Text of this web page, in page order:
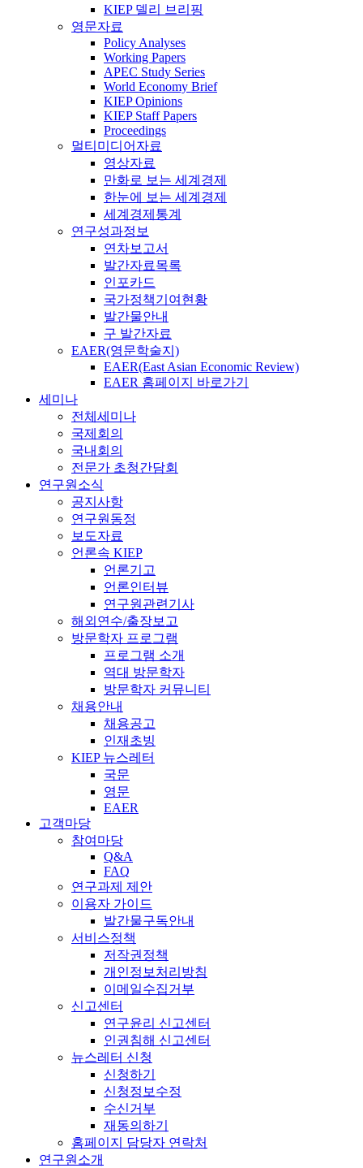
KIEP 델리 브리핑
영문자료
Policy Analyses
Working Papers
APEC Study Series
World Economy Brief
KIEP Opinions
KIEP Staff Papers
Proceedings
멀티미디어자료
영상자료
만화로 보는 세계경제
한눈에 보는 세계경제
세계경제통계
연구성과정보
연차보고서
발간자료목록
인포카드
국가정책기여현황
발간물안내
구 발간자료
EAER(영문학술지)
EAER(East Asian Economic Review)
EAER 홈페이지 바로가기
세미나
전체세미나
국제회의
국내회의
전문가 초청간담회
연구원소식
공지사항
연구원동정
보도자료
언론속 KIEP
언론기고
언론인터뷰
연구원관련기사
해외연수/출장보고
방문학자 프로그램
프로그램 소개
역대 방문학자
방문학자 커뮤니티
채용안내
채용공고
인재초빙
KIEP 뉴스레터
국문
영문
EAER
고객마당
참여마당
Q&A
FAQ
연구과제 제안
이용자 가이드
발간물구독안내
서비스정책
저작권정책
개인정보처리방침
이메일수집거부
신고센터
연구윤리 신고센터
인권침해 신고센터
뉴스레터 신청
신청하기
신청정보수정
수신거부
재동의하기
홈페이지 담당자 연락처
연구원소개